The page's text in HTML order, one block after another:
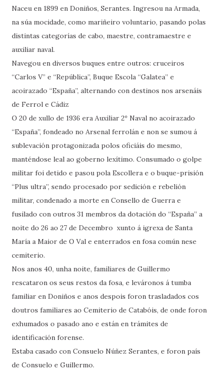
Naceu en 1899 en Doniños, Serantes. Ingresou na Armada,
na súa mocidade, como mariñeiro voluntario, pasando polas
distintas categorías de cabo, maestre, contramaestre e
auxiliar naval.
Navegou en diversos buques entre outros: cruceiros
“Carlos V” e “República”, Buque Escola “Galatea” e
acoirazado “España”, alternando con destinos nos arsenáis
de Ferrol e Cádiz
O 20 de xullo de 1936 era Auxiliar 2º Naval no acoirazado
“España”, fondeado no Arsenal ferrolán e non se sumou á
sublevación protagonizada polos oficiáis do mesmo,
manténdose leal ao goberno lexítimo. Consumado o golpe
militar foi detido e pasou pola Escollera e o buque-prisión
“Plus ultra”, sendo procesado por sedición e rebelión
militar, condenado a morte en Consello de Guerra e
fusilado con outros 31 membros da dotación do “España” a
noite do 26 ao 27 de Decembro xunto á igrexa de Santa
María a Maior de O Val e enterrados en fosa común nese
cemiterio.
Nos anos 40, unha noite, familiares de Guillermo
rescataron os seus restos da fosa, e leváronos á tumba
familiar en Doniños e anos despois foron trasladados cos
doutros familiares ao Cemiterio de Catabóis, de onde foron
exhumados o pasado ano e están en trámites de
identificación forense.
Estaba casado con Consuelo Núñez Serantes, e foron país
de Consuelo e Guillermo.